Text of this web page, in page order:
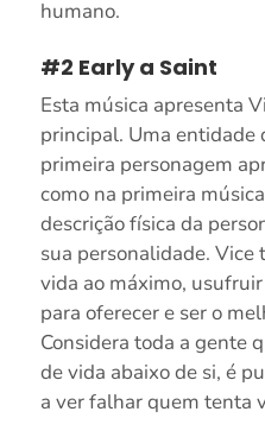
humano.
#2 Early a Saint
Esta música apresenta
principal. Uma entidade
primeira personagem
como na primeira
descrição física da
sua personalidade. Vice
vida ao máximo,
para oferecer e ser o
Considera toda a gente
de vida abaixo de si, é
a ver falhar quem tenta